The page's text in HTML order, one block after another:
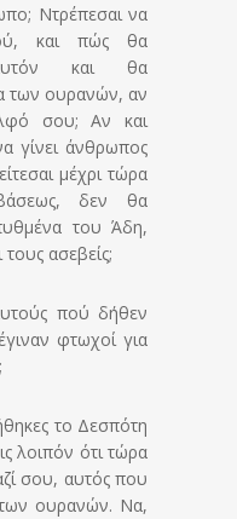
Ντρέπεσαι να
και πώς θα
και θα
των ουρανών, αν
σου; Αν και
γίνει άνθρωπος
μέχρι τώρα
δεν θα
του Άδη,
ασεβείς;
πού δήθεν
φτωχοί για
το Δεσπότη
λοιπόν ότι τώρα
σου, αυτός που
ουρανών. Να,